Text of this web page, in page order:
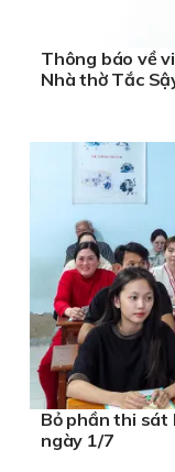
Thông báo về
Nhà thờ Tắc
Bỏ phần thi sát
ngày 1/7